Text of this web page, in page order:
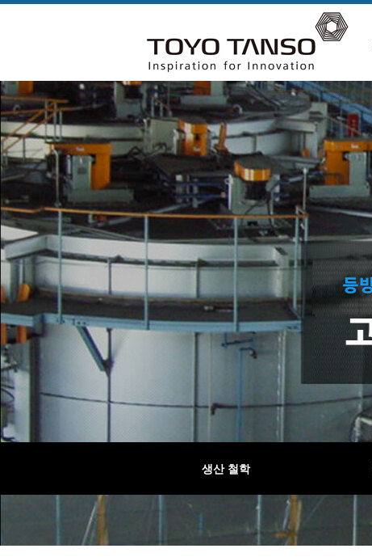
생산 철학
회사소개